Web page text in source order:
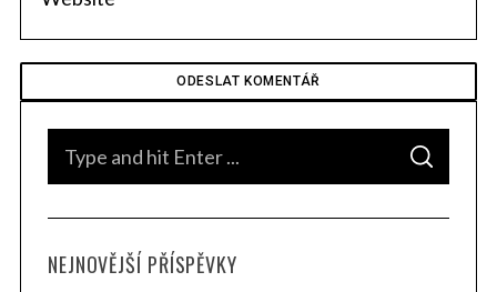
c
S
A
C
NEJNOVĚJŠÍ PŘÍSPĚVKY
S
r
c
h
r